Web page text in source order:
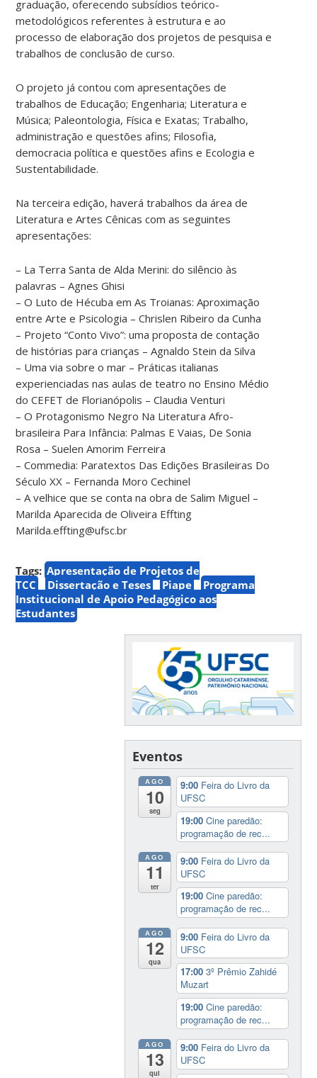
graduação, oferecendo subsídios teórico-
metodológicos referentes à estrutura e ao
processo de elaboração dos projetos de pesquisa e
trabalhos de conclusão de curso.
O projeto já contou com apresentações de
trabalhos de Educação; Engenharia; Literatura e
Música; Paleontologia, Física e Exatas; Trabalho,
administração e questões afins; Filosofia,
democracia política e questões afins e Ecologia e
Sustentabilidade.
Na terceira edição, haverá trabalhos da área de
Literatura e Artes Cênicas com as seguintes
apresentações:
– La Terra Santa de Alda Merini: do silêncio às
palavras – Agnes Ghisi
– O Luto de Hécuba em As Troianas: Aproximação
entre Arte e Psicologia – Chrislen Ribeiro da Cunha
– Projeto “Conto Vivo”: uma proposta de contação
de histórias para crianças – Agnaldo Stein da Silva
– Uma via sobre o mar – Práticas italianas
experienciadas nas aulas de teatro no Ensino Médio
do CEFET de Florianópolis – Claudia Venturi
– O Protagonismo Negro Na Literatura Afro-
brasileira Para Infância: Palmas E Vaias, De Sonia
Rosa – Suelen Amorim Ferreira
– Commedia: Paratextos Das Edições Brasileiras Do
Século XX – Fernanda Moro Cechinel
– A velhice que se conta na obra de Salim Miguel –
Marilda Aparecida de Oliveira Effting
Marilda.effting@ufsc.br
Tags: Apresentação de Projetos de
TCC
Dissertação e Teses Piape
Programa
Institucional de Apoio Pedagógico aos
Estudantes
Eventos
AGO
10
seg
9:00 Feira do Livro da
UFSC
19:00Cine paredão:
programação de rec...
AGO
11
ter
9:00 Feira do Livro da
UFSC
19:00Cine paredão:
programação de rec...
AGO
12
qua
9:00 Feira do Livro da
UFSC
17:003º Prêmio Zahidé
Muzart
19:00Cine paredão:
programação de rec...
AGO
13
qui
9:00 Feira do Livro da
UFSC